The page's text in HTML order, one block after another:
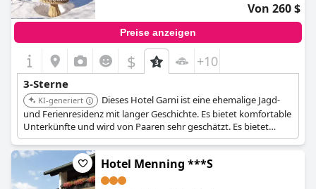
Von 260 $
Preise anzeigen
$ +10
3-Sterne
KI-generiert
Dieses Hotel Garni ist eine ehemalige Jagd-
und Ferienresidenz mit langer Geschichte. Es bietet komfortable
Unterkünfte und wird von Paaren sehr geschätzt. Es bietet
Frühstück an.
Hotel Menning ***S